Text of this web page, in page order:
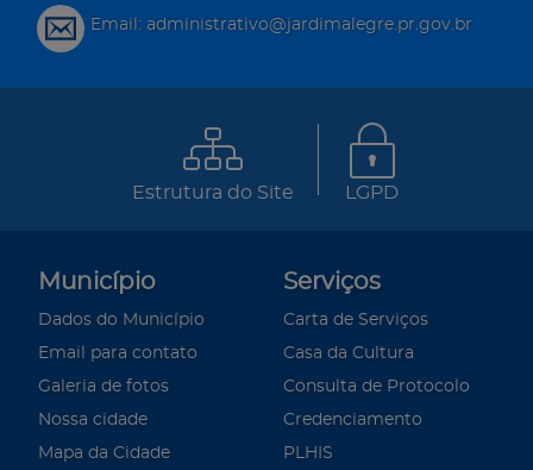
Email: administrativo@jardimalegre.pr.gov.br
Estrutura do Site LGPD
Município
Dados do Município
Email para contato
Galeria de fotos
Nossa cidade
Mapa da Cidade
Serviços
Carta de Serviços
Casa da Cultura
Consulta de Protocolo
Credenciamento
PLHIS